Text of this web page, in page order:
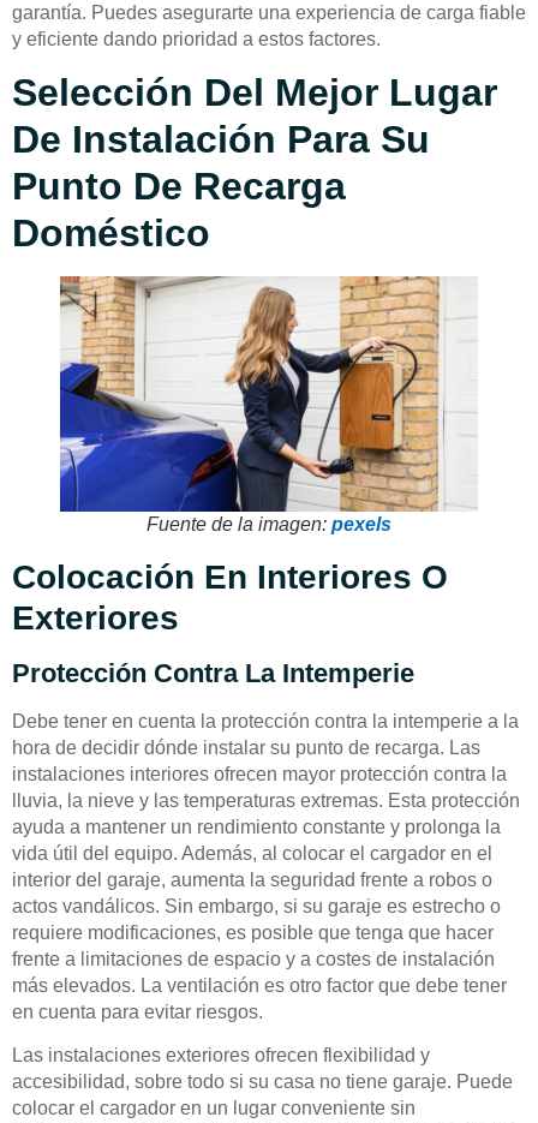
garantía. Puedes asegurarte una experiencia de carga fiable
y eficiente dando prioridad a estos factores.
Selección Del Mejor Lugar
De Instalación Para Su
Punto De Recarga
Doméstico
Fuente de la imagen: pexels
Colocación En Interiores O
Exteriores
Protección Contra La Intemperie
Debe tener en cuenta la protección contra la intemperie a la
hora de decidir dónde instalar su punto de recarga. Las
instalaciones interiores ofrecen mayor protección contra la
lluvia, la nieve y las temperaturas extremas. Esta protección
ayuda a mantener un rendimiento constante y prolonga la
vida útil del equipo. Además, al colocar el cargador en el
interior del garaje, aumenta la seguridad frente a robos o
actos vandálicos. Sin embargo, si su garaje es estrecho o
requiere modificaciones, es posible que tenga que hacer
frente a limitaciones de espacio y a costes de instalación
más elevados. La ventilación es otro factor que debe tener
en cuenta para evitar riesgos.
Las instalaciones exteriores ofrecen flexibilidad y
accesibilidad, sobre todo si su casa no tiene garaje. Puede
colocar el cargador en un lugar conveniente sin